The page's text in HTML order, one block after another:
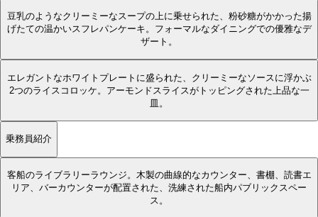
豆乳のようなクリーミーなスープの上に乗せられた、粉砂糖がかかった揚
げたての温かいスフレパンケーキ。フォーマルなダイニングでの優雅なデ
ザート。
エレガントなホワイトプレートに盛られた、クリーミーなソースに浮かぶ
2つのライスコロッケ。アーモンドスライスがトッピングされた上品な一
皿。
乗務員紹介
客船のライブラリーラウンジ。木製の曲線的なカウンター、書棚、読書エ
リア、バーカウンターが配置された、洗練された船内パブリックスペー
ス。